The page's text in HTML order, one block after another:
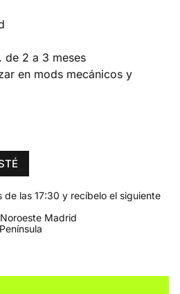
de 2 a 3 meses
en mods mecánicos y
de las 17:30 y recíbelo el siguiente
Madrid